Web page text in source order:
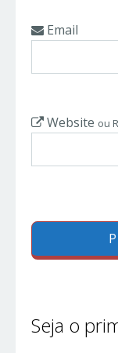
Email
Website ou
Seja o